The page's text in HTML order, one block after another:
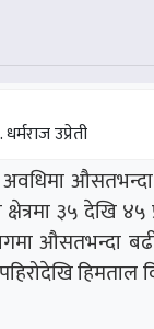
उप्रेती
औसतभन्दा
३५ देखि
औसतभन्दा